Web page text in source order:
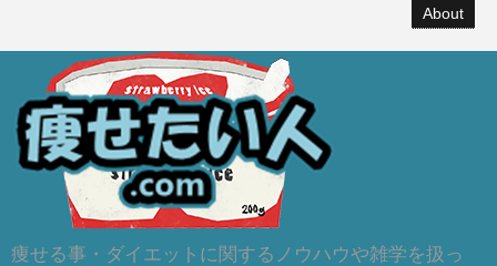
About
痩せる事・ダイエットに関するノウハウや雑学を扱っ